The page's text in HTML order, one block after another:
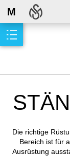
M
Die richtige
Bereich ist für
Ausrüstung